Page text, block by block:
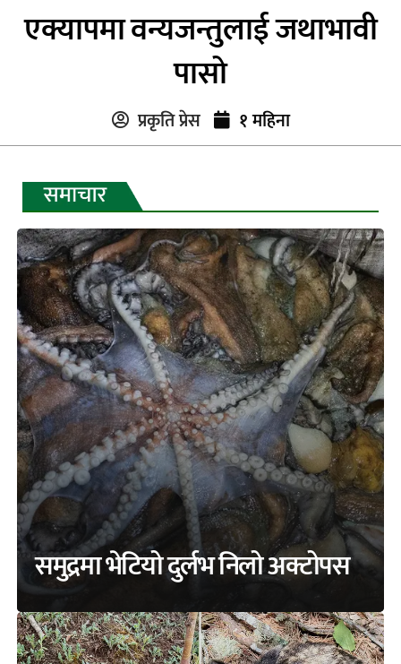
एक्यापमा वन्यजन्तुलाई जथाभावी
पासो
प्रकृति प्रेस १ महिना
समुद्रमा भेटियो दुर्लभ निलो अक्टोपस